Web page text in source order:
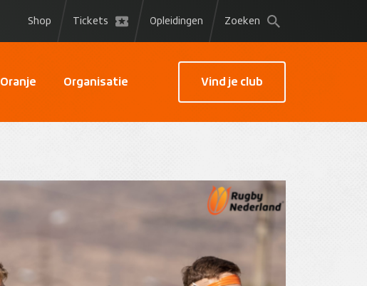
Shop Tickets Opleidingen Zoeken
Oranje Organisatie Vind je club